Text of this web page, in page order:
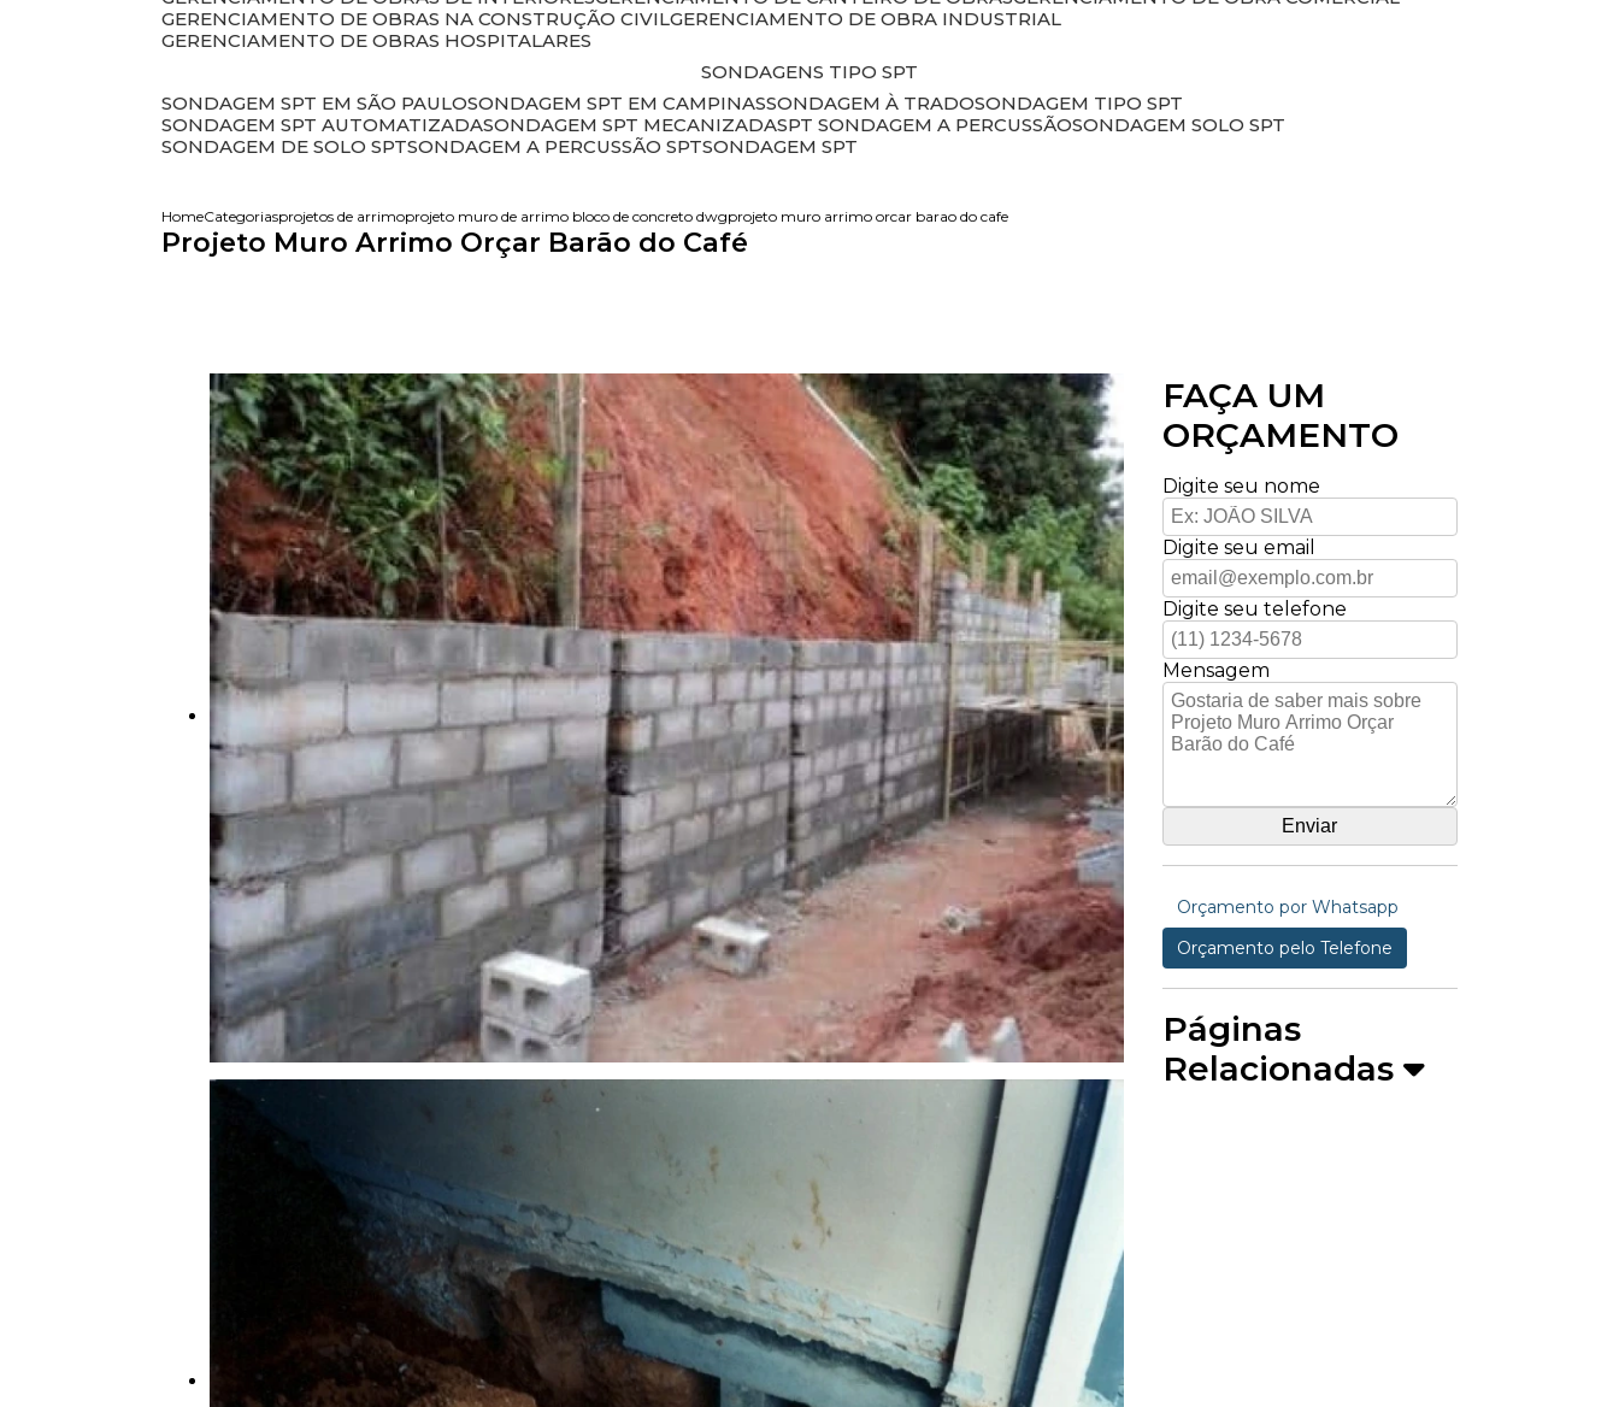
GERENCIAMENTO DE OBRAS NA CONSTRUÇÃO CIVIL
GERENCIAMENTO DE OBRA INDUSTRIAL
GERENCIAMENTO DE OBRAS HOSPITALARES
SONDAGENS TIPO SPT
SONDAGEM SPT EM SÃO PAULO SONDAGEM SPT EM CAMPINAS SONDAGEM À TRADO SONDAGEM TIPO SPT
SONDAGEM SPT AUTOMATIZADA SONDAGEM SPT MECANIZADA SPT SONDAGEM A PERCUSSÃO SONDAGEM SOLO SPT
SONDAGEM DE SOLO SPT SONDAGEM A PERCUSSÃO SPT SONDAGEM SPT
HomeCategoriasprojetos de arrimoprojeto muro de arrimo bloco de concreto dwgprojeto muro arrimo orcar barao do cafe
Projeto Muro Arrimo Orçar Barão do Café
FAÇA UM
ORÇAMENTO
Digite seu nome
Digite seu email
Digite seu telefone
Mensagem
Orçamento por Whatsapp
Orçamento pelo Telefone
Páginas
Relacionadas